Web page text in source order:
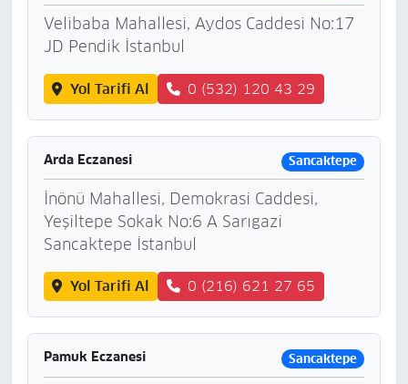
Velibaba Mahallesi, Aydos Caddesi No:17
JD Pendik İstanbul
Yol Tarifi Al 0 (532) 120 43 29
Arda Eczanesi Sancaktepe
İnönü Mahallesi, Demokrasi Caddesi,
Yeşiltepe Sokak No:6 A Sarıgazi
Sancaktepe İstanbul
Yol Tarifi Al 0 (216) 621 27 65
Pamuk Eczanesi Sancaktepe